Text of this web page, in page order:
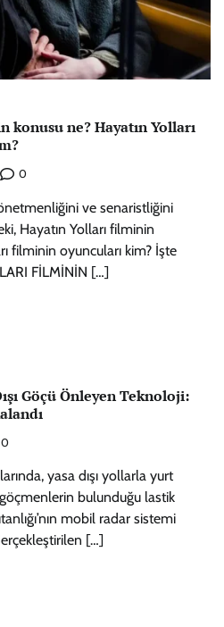
konusu ne? Hayatın Yolları
0
ve senaristliğini
Hayatın Yolları filminin
filminin oyuncuları kim? İşte
FİLMİNİN […]
Göçü Önleyen Teknoloji:
0
yasa dışı yollarla yurt
göçmenlerin bulunduğu lastik
mobil radar sistemi
[…]